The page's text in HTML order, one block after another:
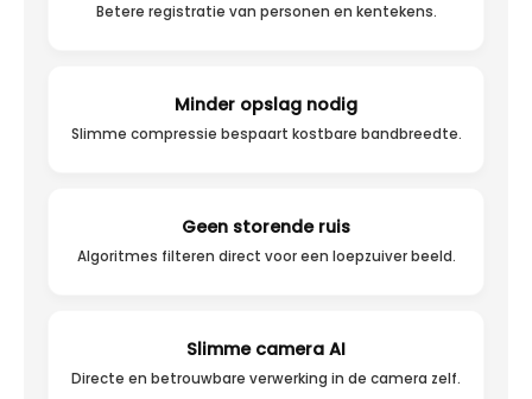
Betere registratie van personen en kentekens.
Minder opslag nodig
Slimme compressie bespaart kostbare bandbreedte.
Geen storende ruis
Algoritmes filteren direct voor een loepzuiver beeld.
Slimme camera AI
Directe en betrouwbare verwerking in de camera zelf.